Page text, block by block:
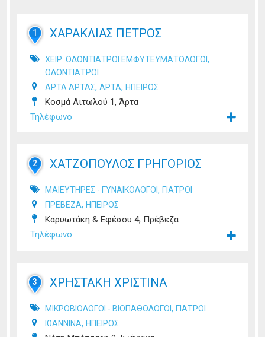
1 ΧΑΡΑΚΛΙΑΣ ΠΕΤΡΟΣ
ΧΕΙΡ. ΟΔΟΝΤΙΑΤΡΟΙ ΕΜΦΥΤΕΥΜΑΤΟΛΟΓΟΙ ,
ΟΔΟΝΤΙΑΤΡΟΙ
ΑΡΤΑ ΑΡΤΑΣ, ΑΡΤΑ, ΗΠΕΙΡΟΣ
Κοσμά Αιτωλού 1, Άρτα
Τηλέφωνο
2 ΧΑΤΖΟΠΟΥΛΟΣ ΓΡΗΓΟΡΙΟΣ
ΜΑΙΕΥΤΗΡΕΣ - ΓΥΝΑΙΚΟΛΟΓΟΙ , ΓΙΑΤΡΟΙ
ΠΡΕΒΕΖΑ, ΗΠΕΙΡΟΣ
Καρυωτάκη & Εφέσου 4, Πρέβεζα
Τηλέφωνο
3 ΧΡΗΣΤΑΚΗ ΧΡΙΣΤΙΝΑ
ΜΙΚΡΟΒΙΟΛΟΓΟΙ - ΒΙΟΠΑΘΟΛΟΓΟΙ , ΓΙΑΤΡΟΙ
ΙΩΑΝΝΙΝΑ, ΗΠΕΙΡΟΣ